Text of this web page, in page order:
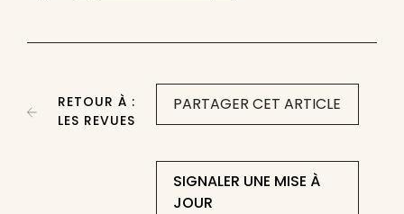
PARTAGER CET ARTICLE
SIGNALER UNE MISE À
JOUR
RETOUR À :
LES REVUES